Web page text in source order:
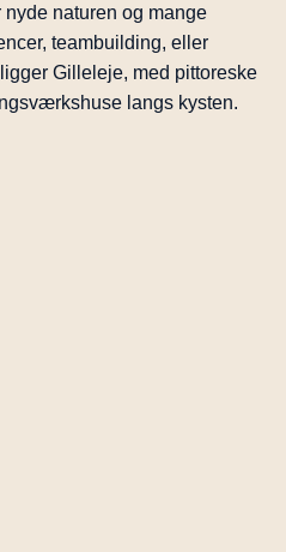
naturen og mange
teambuilding, eller
Gilleleje, med pittoreske
langs kysten.